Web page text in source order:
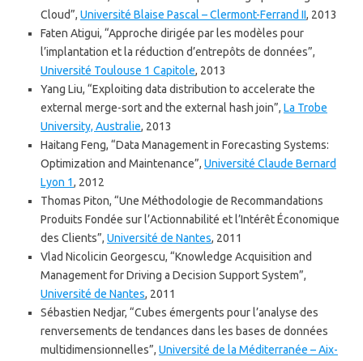
Cloud”, Université Blaise Pascal – Clermont-Ferrand II, 2013
Faten Atigui, “Approche dirigée par les modèles pour
l’implantation et la réduction d’entrepôts de données”,
Université Toulouse 1 Capitole, 2013
Yang Liu, “Exploiting data distribution to accelerate the
external merge-sort and the external hash join”, La Trobe
University, Australie, 2013
Haitang Feng, “Data Management in Forecasting Systems:
Optimization and Maintenance”, Université Claude Bernard
Lyon 1, 2012
Thomas Piton, “Une Méthodologie de Recommandations
Produits Fondée sur l’Actionnabilité et l’Intérêt Économique
des Clients”, Université de Nantes, 2011
Vlad Nicolicin Georgescu, “Knowledge Acquisition and
Management for Driving a Decision Support System”,
Université de Nantes, 2011
Sébastien Nedjar, “Cubes émergents pour l’analyse des
renversements de tendances dans les bases de données
multidimensionnelles”, Université de la Méditerranée – Aix-